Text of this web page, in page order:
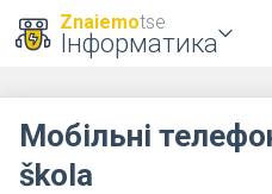
Znaiemotse
Інформатика
Мобільні
škola